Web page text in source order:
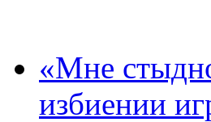
«Мне
избиении